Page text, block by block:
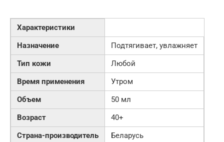
Характеристики
Назначение
Подтягивает, увлажняет
Тип кожи
Любой
Время применения
Утром
Объем
50 мл
Возраст
40+
Страна-производитель
Беларусь